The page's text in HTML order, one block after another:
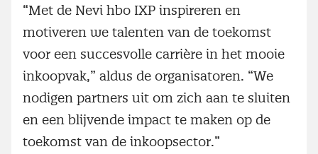
“Met de Nevi hbo IXP inspireren en
motiveren we talenten van de toekomst
voor een succesvolle carrière in het mooie
inkoopvak,” aldus de organisatoren. “We
nodigen partners uit om zich aan te sluiten
en een blijvende impact te maken op de
toekomst van de inkoopsector.”